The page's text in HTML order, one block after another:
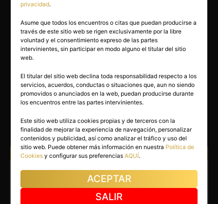
32 años
REBECA
Madrid capital(Madrid)
(46)
Atiendo a: Hombres Mujeres
Masajista en Madrid capital.
Masajista particular titulada.
privacidad.
Asume que todos los encuentros o citas que puedan producirse a
través de este sitio web se rigen exclusivamente por la libre
voluntad y el consentimiento expreso de las partes
intervinientes, sin participar en modo alguno el titular del sitio
web.
El titular del sitio web declina toda responsabilidad respecto a los
servicios, acuerdos, conductas o situaciones que, aun no siendo
promovidos o anunciados en la web, puedan producirse durante
los encuentros entre las partes intervinientes.
Este sitio web utiliza cookies propias y de terceros con la
finalidad de mejorar la experiencia de navegación, personalizar
contenidos y publicidad, así como analizar el tráfico y uso del
sitio web. Puede obtener más información en nuestra Política de
Cookies y configurar sus preferenciasAQUÍ.
ACEPTAR
SALIR